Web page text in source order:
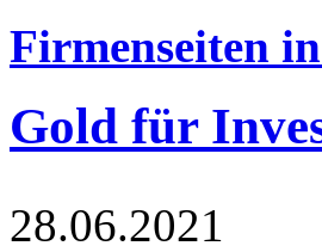
Firmenseiten
Gold für
28.06.2021